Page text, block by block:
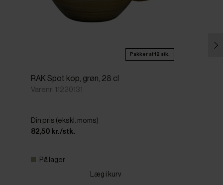
Pakker af 12 stk.
RAK Spot kop, grøn, 28 cl
Varenr: 11220131
Din pris (ekskl. moms)
82,50 kr./stk.
På lager
Læg i kurv